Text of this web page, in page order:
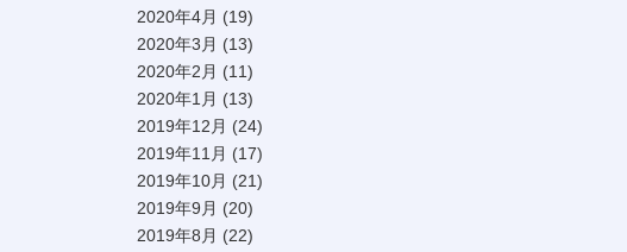
2020年4月 (19)
2020年3月 (13)
2020年2月 (11)
2020年1月 (13)
2019年12月 (24)
2019年11月 (17)
2019年10月 (21)
2019年9月 (20)
2019年8月 (22)